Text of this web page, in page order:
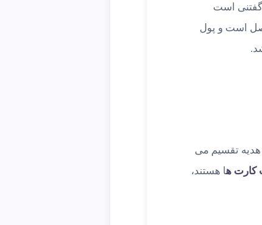
است
است و پول
هدیه تقسیم می
کارت ها هستند،